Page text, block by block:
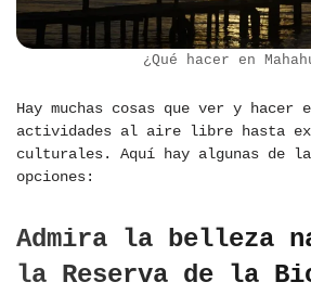
¿Qué hacer en
Hay muchas cosas que ver y hacer
actividades al aire libre hasta
culturales. Aquí hay algunas de
opciones:
Admira la belleza
la Reserva de la